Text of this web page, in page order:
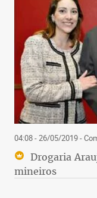
04:08 - 26/05/2019-
Drogaria
mineiros